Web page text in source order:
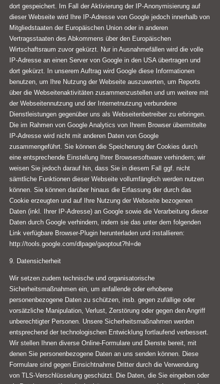
dort gespeichert. Im Fall der Aktivierung der IP-Anonymisierung auf
dieser Webseite wird Ihre IP-Adresse von Google jedoch innerhalb von
Mitgliedstaaten der Europäischen Union oder in anderen
Vertragsstaaten des Abkommens über den Europäischen
Wirtschaftsraum zuvor gekürzt. Nur in Ausnahmefällen wird die volle
IP-Adresse an einen Server von Google in den USA übertragen und
dort gekürzt. In unserem Auftrag wird Google diese Informationen
benutzen, um Ihre Nutzung der Webseite auszuwerten, um Reports
über die Webseitenaktivitäten zusammenzustellen und um weitere mit
der Webseitennutzung und der Internetnutzung verbundene
Dienstleistungen gegenüber uns als Webseitenbetreiber zu erbringen.
Die im Rahmen von Google Analytics von Ihrem Browser übermittelte
IP-Adresse wird nicht mit anderen Daten von Google
zusammengeführt. Sie können die Speicherung der Cookies durch
eine entsprechende Einstellung Ihrer Browsersoftware verhindern; wir
weisen Sie jedoch darauf hin, dass Sie in diesem Fall ggf. nicht
sämtliche Funktionen dieser Webseite vollumfänglich werden nutzen
können. Sie können darüber hinaus die Erfassung der durch das
Cookie erzeugten und auf Ihre Nutzung der Webseite bezogenen
Daten (inkl. Ihrer IP-Adresse) an Google sowie die Verarbeitung dieser
Daten durch Google verhindern, indem sie das unter dem folgenden
Link verfügbare Browser-Plugin herunterladen und installieren:
http://tools.google.com/dlpage/gaoptout?hl=de
9. Datensicherheit
Wir setzen zudem technische und organisatorische
Sicherheitsmaßnahmen ein, um anfallende oder erhobene
personenbezogene Daten zu schützen, insb. gegen zufällige oder
vorsätzliche Manipulation, Verlust, Zerstörung oder gegen den Angriff
unberechtigter Personen. Unsere Sicherheitsmaßnahmen werden
entsprechend der technologischen Entwicklung fortlaufend verbessert.
Wir stellen Ihnen diverse Online-Formulare und Dienste bereit, mit
denen Sie personenbezogene Daten an uns senden können. Diese
Formulare sind gegen Einsichtnahme Dritter durch die Verwendung
von TLS-Verschlüsselung geschützt. Die Daten, die Sie eingeben oder